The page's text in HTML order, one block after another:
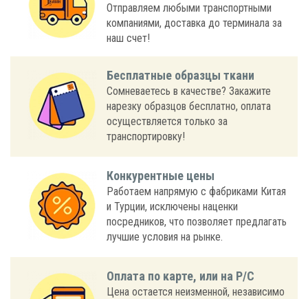
Отправляем любыми транспортными
компаниями, доставка до терминала за
наш счет!
Бесплатные образцы ткани
Сомневаетесь в качестве? Закажите
нарезку образцов бесплатно, оплата
осуществляется только за
транспортировку!
Конкурентные цены
Работаем напрямую с фабриками Китая
и Турции, исключены наценки
посредников, что позволяет предлагать
лучшие условия на рынке.
Оплата по карте, или на Р/С
Цена остается неизменной, независимо